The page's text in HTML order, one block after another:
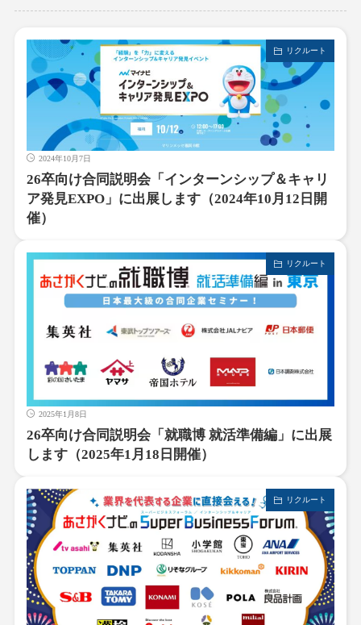
リクルート
2024年10月7日
26卒向け合同説明会「インターンシップ＆キャリ
ア発見EXPO」に出展します（2024年10月12日開
催）
リクルート
2025年1月8日
26卒向け合同説明会「就職博 就活準備編」に出展
します（2025年1月18日開催）
リクルート